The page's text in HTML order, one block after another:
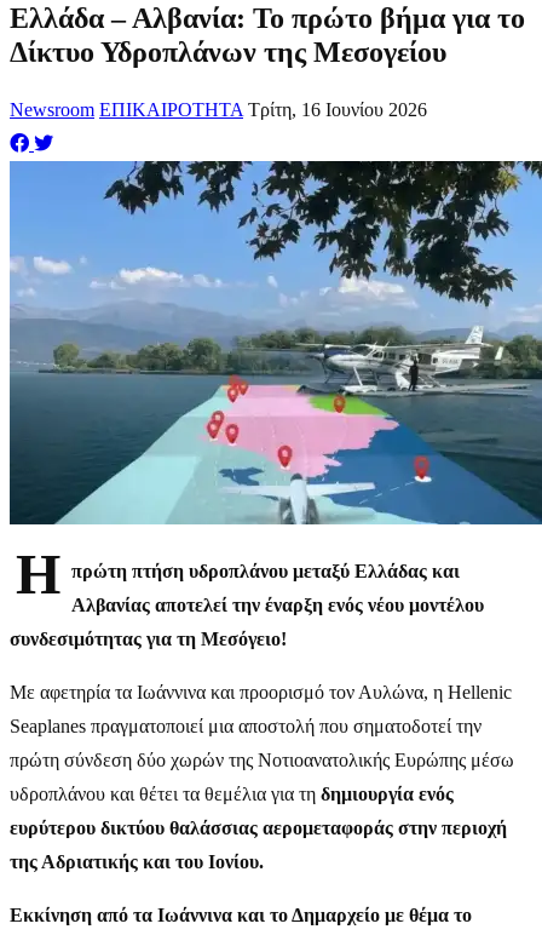
Ελλάδα – Αλβανία: Το πρώτο βήμα για το
Δίκτυο Υδροπλάνων της Μεσογείου
Newsroom ΕΠΙΚΑΙΡΟΤΗΤΑ Τρίτη, 16 Ιουνίου 2026
Η πρώτη πτήση υδροπλάνου μεταξύ Ελλάδας και
Αλβανίας αποτελεί την έναρξη ενός νέου μοντέλου
συνδεσιμότητας για τη Μεσόγειο!
Με αφετηρία τα Ιωάννινα και προορισμό τον Αυλώνα, η Hellenic
Seaplanes πραγματοποιεί μια αποστολή που σηματοδοτεί την
πρώτη σύνδεση δύο χωρών της Νοτιοανατολικής Ευρώπης μέσω
υδροπλάνου και θέτει τα θεμέλια για τη δημιουργία ενός
ευρύτερου δικτύου θαλάσσιας αερομεταφοράς στην περιοχή
της Αδριατικής και του Ιονίου.
Εκκίνηση από τα Ιωάννινα και το Δημαρχείο με θέμα το